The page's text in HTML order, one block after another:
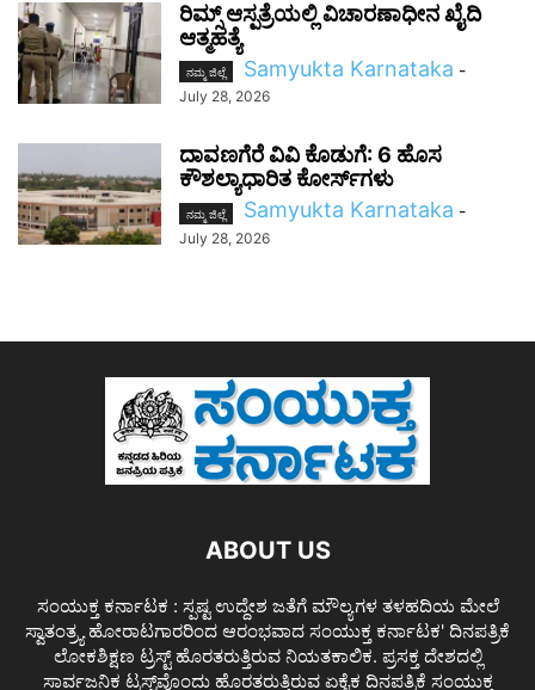
ರಿಮ್ಸ್ ಆಸ್ಪತ್ರೆಯಲ್ಲಿ ವಿಚಾರಣಾಧೀನ ಖೈದಿ
ಆತ್ಮಹತ್ಯೆ
ನಮ್ಮ ಜಿಲ್ಲೆ Samyukta Karnataka -
July 28, 2026
ದಾವಣಗೆರೆ ವಿವಿ ಕೊಡುಗೆ: 6 ಹೊಸ
ಕೌಶಲ್ಯಾಧಾರಿತ ಕೋರ್ಸ್‌ಗಳು
ನಮ್ಮ ಜಿಲ್ಲೆ Samyukta Karnataka -
July 28, 2026
ABOUT US
ಸಂಯುಕ್ತ ಕರ್ನಾಟಕ : ಸ್ಪಷ್ಟ ಉದ್ದೇಶ ಜತೆಗೆ ಮೌಲ್ಯಗಳ ತಳಹದಿಯ ಮೇಲೆ
ಸ್ವಾತಂತ್ರ್ಯ ಹೋರಾಟಗಾರರಿಂದ ಆರಂಭವಾದ ಸಂಯುಕ್ತ ಕರ್ನಾಟಕ' ದಿನಪತ್ರಿಕೆ
ಲೋಕಶಿಕ್ಷಣ ಟ್ರಸ್ಟ್ ಹೊರತರುತ್ತಿರುವ ನಿಯತಕಾಲಿಕ. ಪ್ರಸಕ್ತ ದೇಶದಲ್ಲಿ
ಸಾರ್ವಜನಿಕ ಟ್ರಸ್ಟ್‌ವೊಂದು ಹೊರತರುತ್ತಿರುವ ಏಕೈಕ ದಿನಪತ್ರಿಕೆ ಸಂಯುಕ್ತ